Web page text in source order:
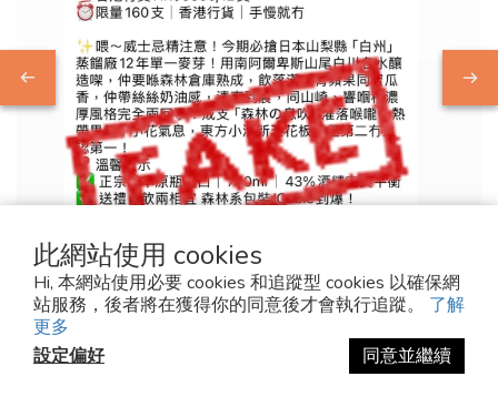
此網站使用 cookies
Hi, 本網站使用必要 cookies 和追蹤型 cookies 以確保網
站服務，後者將在獲得你的同意後才會執行追蹤。 了解
更多
設定偏好
同意並繼續
2025-10-15